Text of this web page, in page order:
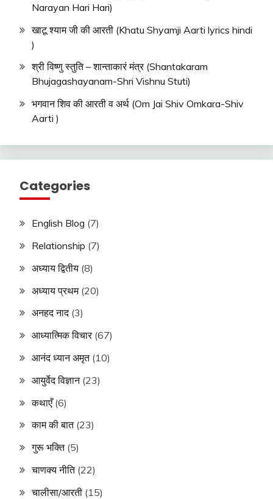
Narayan Hari Hari)
खाटू श्याम जी की आरती (Khatu Shyamji Aarti lyrics hindi
)
श्री विष्णु स्तुति – शान्ताकारं मंत्र (Shantakaram
Bhujagashayanam-Shri Vishnu Stuti)
भगवान शिव की आरती व अर्थ (Om Jai Shiv Omkara-Shiv
Aarti )
Categories
English Blog (7)
Relationship (7)
अध्याय द्वितीय (8)
अध्याय प्रथम(20)
अनहद नाद(3)
आध्यात्मिक विचार(67)
आनंद ध्यान अमृत(10)
आयुर्वेद विज्ञान(23)
कथाएँ(6)
काम की बात(23)
गुरू भक्ति(5)
चाणक्य नीति(22)
चालीसा/आरती (15)